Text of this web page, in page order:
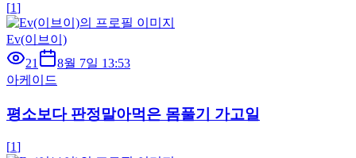
[1]
Ev(이브이)
21
8월 7일 13:53
아케이드
평소보다 판정말아먹은 몸풀기 가고일
[1]